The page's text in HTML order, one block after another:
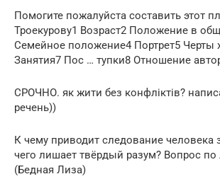
Помогите пожалуйста составить этот
Троекурову1 Возраст2 Положение в
Семейное положение4 Портрет5 Черты
Занятия7 Пос … тупки8 Отношение
СРОЧНО. як жити без конфліктів?
речень)) ​
К чему приводит следование человека
чего лишает твёрдый разум? Вопрос по
(Бедная Лиза) ​